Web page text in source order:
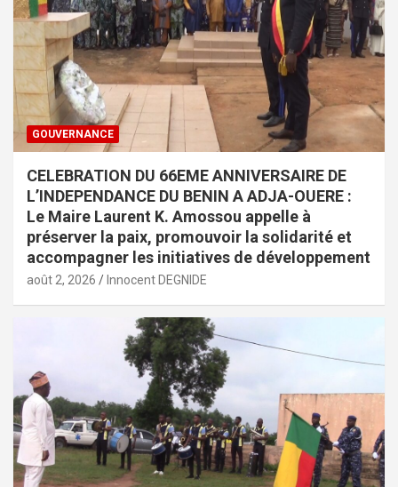
GOUVERNANCE
CELEBRATION DU 66EME ANNIVERSAIRE DE
L’INDEPENDANCE DU BENIN A ADJA-OUERE :
Le Maire Laurent K. Amossou appelle à
préserver la paix, promouvoir la solidarité et
accompagner les initiatives de développement
août 2, 2026 Innocent DEGNIDE